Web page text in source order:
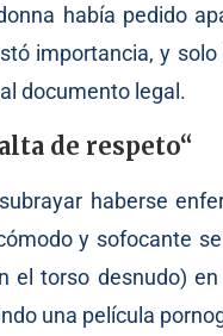
había pedido
importancia, y solo
documento legal.
de respeto“
haberse
y sofocante
el torso desnudo)
una película